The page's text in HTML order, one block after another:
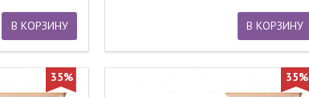
В КОРЗИНУ В КОРЗИНУ
35% 35%